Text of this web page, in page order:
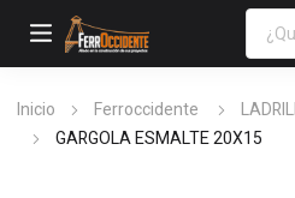
Inicio Ferroccidente
GARGOLA ESMALTE 20X15